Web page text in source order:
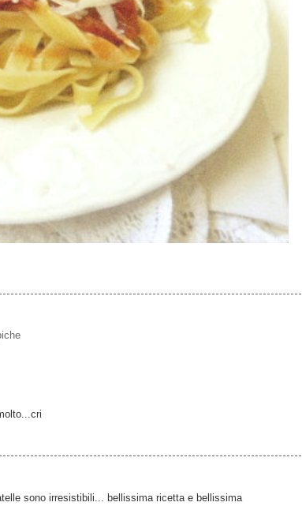
sono irresistibili... bellissima ricetta e bellissima